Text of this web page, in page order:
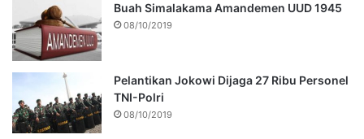
Buah Simalakama Amandemen UUD 1945
08/10/2019
Pelantikan Jokowi Dijaga 27 Ribu Personel
TNI-Polri
08/10/2019